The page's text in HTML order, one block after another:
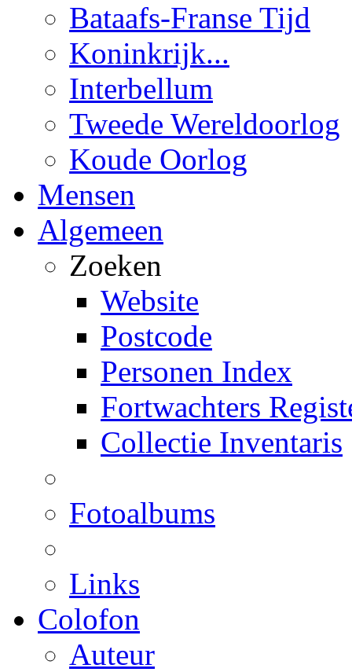
Bataafs-Franse Tijd
Koninkrijk...
Interbellum
Tweede Wereldoorlog
Koude Oorlog
Mensen
Algemeen
Zoeken
Website
Postcode
Personen Index
Fortwachters
Collectie Inventaris
Fotoalbums
Links
Colofon
Auteur